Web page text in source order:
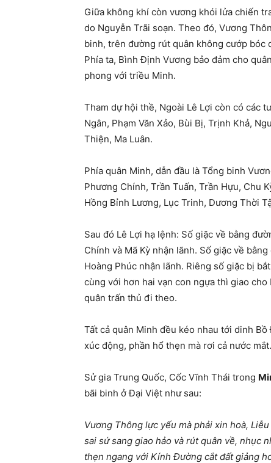
Giữa không khí còn vương khói lửa chiến
do Nguyễn Trãi soạn. Theo đó, Vương
binh, trên đường rút quân không cướp bóc
Phía ta, Bình Định Vương bảo đảm cho
phong với triều Minh.
Tham dự hội thề, Ngoài Lê Lợi còn có các
Ngân, Phạm Văn Xảo, Bùi Bị, Trịnh Khả,
Thiện, Ma Luân.
Phía quân Minh, dẫn đầu là Tổng binh
Phương Chính, Trần Tuấn, Trần Hựu, Chu
Hồng Bỉnh Lương, Lục Trinh, Dương Thời
Sau đó Lê Lợi hạ lệnh: Số giặc về bằng
Chính và Mã Kỳ nhận lãnh. Số giặc về
Hoàng Phúc nhận lãnh. Riêng số giặc bị
cùng với hơn hai vạn con ngựa thì giao
quân trấn thủ đi theo.
Tất cả quân Minh đều kéo nhau tới dinh
xúc động, phần hổ thẹn mà rơi cả nước mắt.
Sử gia Trung Quốc, Cốc Vĩnh Thái trong
bãi binh ở Đại Việt như sau:
Vương Thông lực yếu mà phải xin hoà,
sai sứ sang giao hảo và rút quân về, nhục
thẹn ngang với Kính Đường cắt đất giảng